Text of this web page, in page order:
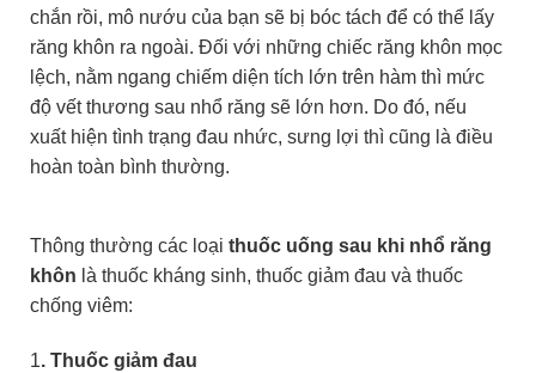
chắn rồi, mô nướu của bạn sẽ bị bóc tách để có thể lấy
răng khôn ra ngoài. Đối với những chiếc răng khôn mọc
lệch, nằm ngang chiếm diện tích lớn trên hàm thì mức
độ vết thương sau nhổ răng sẽ lớn hơn. Do đó, nếu
xuất hiện tình trạng đau nhức, sưng lợi thì cũng là điều
hoàn toàn bình thường.
Thông thường các loại thuốc uống sau khi nhổ răng
khôn là thuốc kháng sinh, thuốc giảm đau và thuốc
chống viêm:
1. Thuốc giảm đau